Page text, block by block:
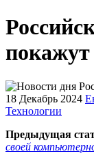
18 Декабрь 2024
Технологии
Предыдущая
своей